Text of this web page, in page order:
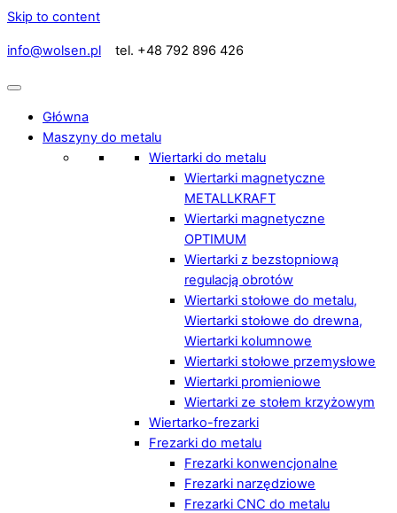
Skip to content
info@wolsen.pl tel. +48 792 896 426
Główna
Maszyny do metalu
Wiertarki do metalu
Wiertarki magnetyczne
METALLKRAFT
Wiertarki magnetyczne
OPTIMUM
Wiertarki z bezstopniową
regulacją obrotów
Wiertarki stołowe do metalu,
Wiertarki stołowe do drewna,
Wiertarki kolumnowe
Wiertarki stołowe przemysłowe
Wiertarki promieniowe
Wiertarki ze stołem krzyżowym
Wiertarko-frezarki
Frezarki do metalu
Frezarki konwencjonalne
Frezarki narzędziowe
Frezarki CNC do metalu